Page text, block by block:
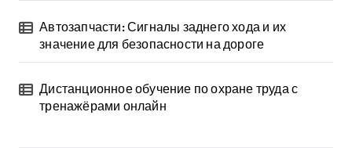
Автозапчасти: Сигналы заднего хода и их
значение для безопасности на дороге
Дистанционное обучение по охране труда с
тренажёрами онлайн